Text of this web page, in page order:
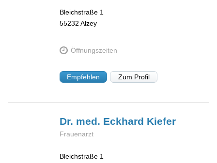
Bleichstraße 1
55232 Alzey
Öffnungszeiten
Empfehlen Zum Profil
Dr. med. Eckhard Kiefer
Frauenarzt
Bleichstraße 1